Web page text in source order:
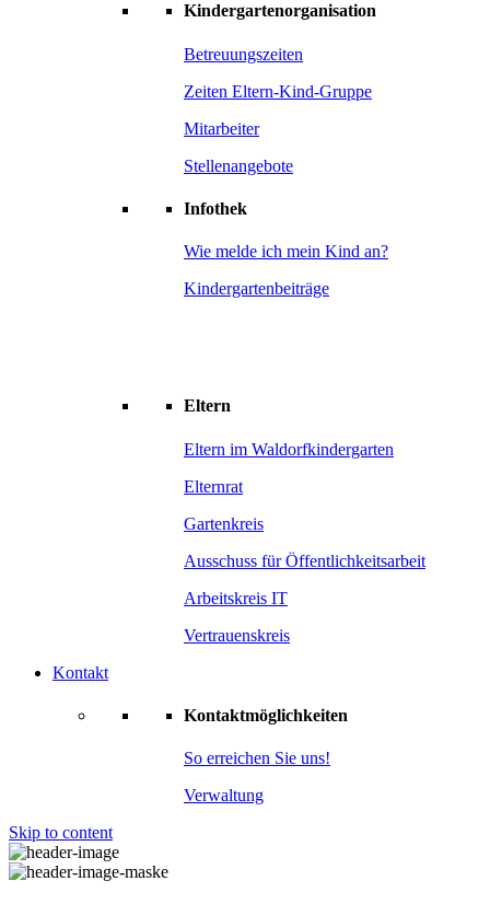
Kindergartenorganisation
Betreuungszeiten
Zeiten Eltern-Kind-Gruppe
Mitarbeiter
Stellenangebote
Infothek
Wie melde ich mein Kind an?
Kindergartenbeiträge
Eltern
Eltern im Waldorfkindergarten
Elternrat
Gartenkreis
Ausschuss für Öffentlichkeitsarbeit
Arbeitskreis IT
Vertrauenskreis
Kontakt
Kontaktmöglichkeiten
So erreichen Sie uns!
Verwaltung
Skip to content